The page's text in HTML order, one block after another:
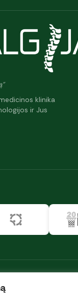
klinika
ir Jus
teisės saugomos.